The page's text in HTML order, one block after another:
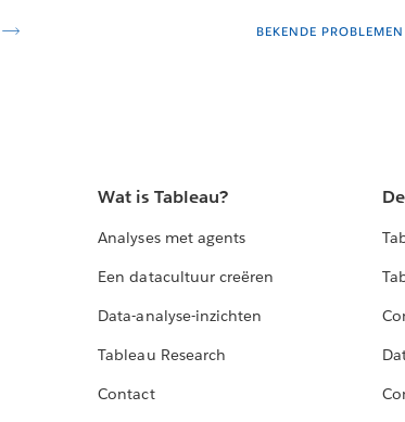
BEKENDE PROBLEMEN
Wat is Tableau?
Analyses met agents
Een datacultuur creëren
Data-analyse-inzichten
Tableau Research
Contact